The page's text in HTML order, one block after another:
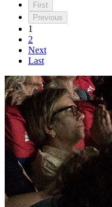
First
Previous
1
2
Next
Last